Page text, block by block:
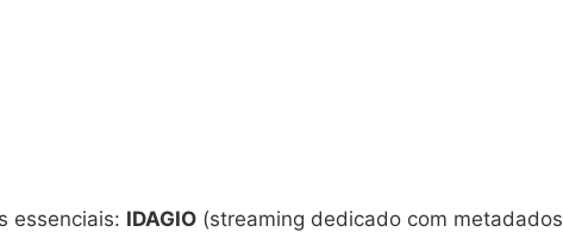
essenciais: IDAGIO (streaming dedicado com metadados